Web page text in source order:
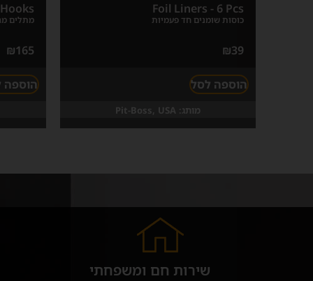
Foil Liners - 6 Pcs
כוסות שומנים חד פעמיות
₪39
הוספה לסל
מותג: Pit-Boss, USA
מתלים
₪165
הוספה
שירות חם ומשפחתי